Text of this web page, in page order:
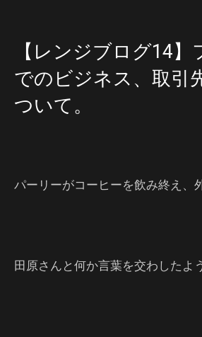
【レンジブログ14】
でのビジネス、取引
ついて。
パーリーがコーヒーを飲み終え、
田原さんと何か言葉を交わしたよ